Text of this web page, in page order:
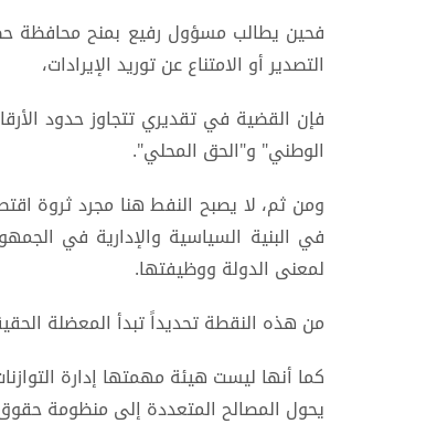
فحين يطالب مسؤول رفيع بمنح محافظة
التصدير أو الامتناع عن توريد الإيرادات،
فإن القضية في تقديري تتجاوز حدود
الوطني" و"الحق المحلي".
ومن ثم، لا يصبح النفط هنا مجرد ثروة
في البنية السياسية والإدارية في
لمعنى الدولة ووظيفتها.
من هذه النقطة تحديداً تبدأ المعضلة
كما أنها ليست هيئة مهمتها إدارة
يحول المصالح المتعددة إلى منظومة